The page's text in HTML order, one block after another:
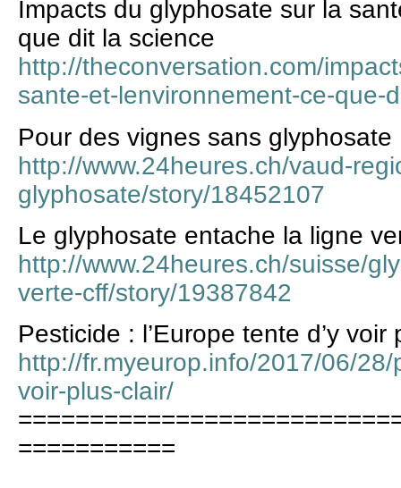
Impacts du glyphosate sur la
que dit la science
http://theconversation.com/
sante-et-lenvironnement-ce-que-
Pour des vignes sans glyphosate
http://www.24heures.ch/vaud-
glyphosate/story/18452107
Le glyphosate entache la ligne
http://www.24heures.ch/suisse/
verte-cff/story/19387842
Pesticide : l’Europe tente d’y voir
http://fr.myeurop.info/2017/06/
voir-plus-clair/
===========